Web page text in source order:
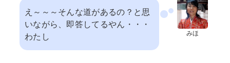
みほ
え～～～そんな道があるの？と思
いながら、即答してるやん・・・
わたし